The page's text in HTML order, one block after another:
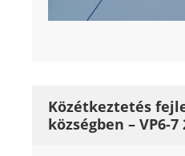
Közétkeztetés
községben – VP6-7